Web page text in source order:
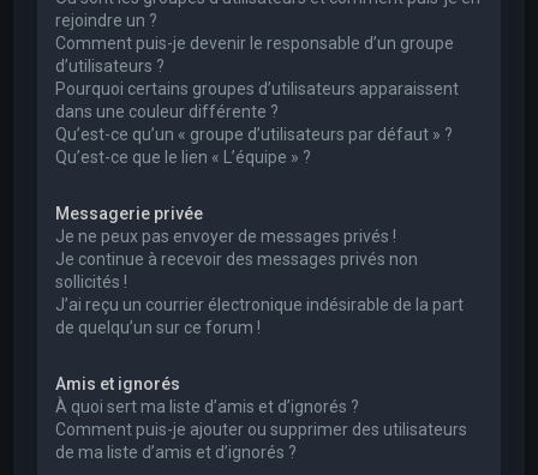
rejoindre un ?
Comment puis-je devenir le responsable d’un groupe
d’utilisateurs ?
Pourquoi certains groupes d’utilisateurs apparaissent
dans une couleur différente ?
Qu’est-ce qu’un « groupe d’utilisateurs par défaut » ?
Qu’est-ce que le lien « L’équipe » ?
Messagerie privée
Je ne peux pas envoyer de messages privés !
Je continue à recevoir des messages privés non
sollicités !
J’ai reçu un courrier électronique indésirable de la part
de quelqu’un sur ce forum !
Amis et ignorés
À quoi sert ma liste d’amis et d’ignorés ?
Comment puis-je ajouter ou supprimer des utilisateurs
de ma liste d’amis et d’ignorés ?